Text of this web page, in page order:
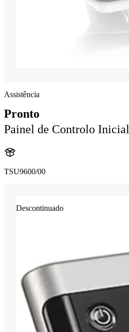
Assistência
Pronto
Painel de Controlo Inicial
TSU9600/00
Descontinuado